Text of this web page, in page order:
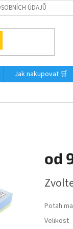
ÚDAJŮ
Jak nakupovat 🛒
od
cena:
Potah
Velikost